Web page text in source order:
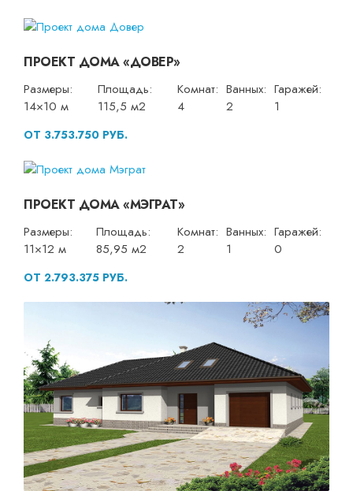
ПРОЕКТ ДОМА «ДОВЕР»
Размеры:
14×10 м
Площадь:
115,5 м2
Комнат:
4
Ванных:
2
Гаражей:
1
ОТ 3.753.750 РУБ.
ПРОЕКТ ДОМА «МЭГРАТ»
Размеры:
11×12 м
Площадь:
85,95 м2
Комнат:
2
Ванных:
1
Гаражей:
0
ОТ 2.793.375 РУБ.